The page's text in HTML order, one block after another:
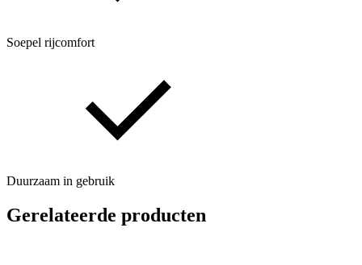
Soepel rijcomfort
Duurzaam in gebruik
Gerelateerde producten